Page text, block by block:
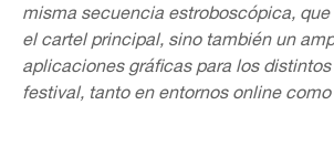
misma secuencia estroboscópica, que
el cartel principal, sino también un
aplicaciones gráficas para los
festival, tanto en entornos online como